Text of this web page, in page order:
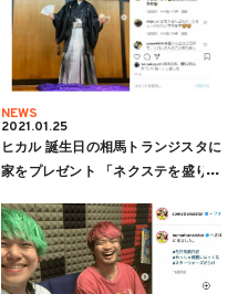
NEWS
2021.01.25
ヒカル 誕生日の相馬トランジスタに
家をプレゼント 「ネクステを盛り上